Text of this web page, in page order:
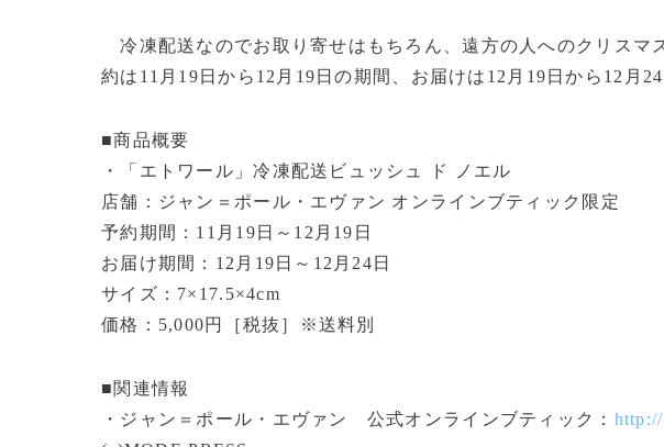
冷凍配送なのでお取り寄せはもちろん、遠方の人へのクリスマ
約は11月19日から12月19日の期間、お届けは12月19日から12月24
■商品概要
・「エトワール」冷凍配送ビュッシュ ド ノエル
店舗：ジャン＝ポール・エヴァン オンラインブティック限定
予約期間：11月19日～12月19日
お届け期間：12月19日～12月24日
サイズ：7×17.5×4cm
価格：5,000円［税抜］※送料別
■関連情報
・ジャン＝ポール・エヴァン 公式オンラインブティック：